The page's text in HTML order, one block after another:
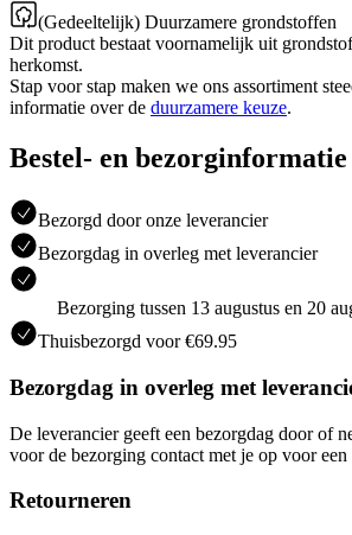
(Gedeeltelijk) Duurzamere grondstoffen
Dit product bestaat voornamelijk uit
herkomst.
Stap voor stap maken we ons assortiment
informatie over de duurzamere keuze.
Bestel- en bezorginformatie
Bezorgd door onze leverancier
Bezorgdag in overleg met leverancier
Bezorging tussen 13 augustus en 20
Thuisbezorgd voor €69.95
Bezorgdag in overleg met
De leverancier geeft een bezorgdag door of
voor de bezorging contact met je op voor een
Retourneren